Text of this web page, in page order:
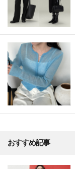
おすすめ記事